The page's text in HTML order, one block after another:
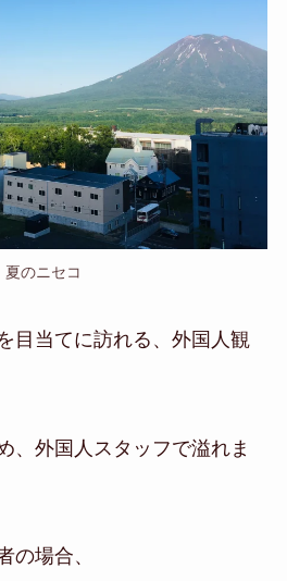
夏のニセコ
目当てに訪れる、外国人観
、外国人スタッフで溢れま
の場合、